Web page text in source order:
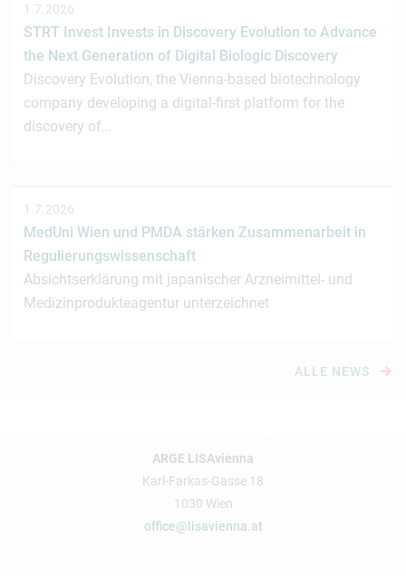
1.7.2026
STRT Invest Invests in Discovery Evolution to Advance
the Next Generation of Digital Biologic Discovery
Discovery Evolution, the Vienna-based biotechnology
company developing a digital-first platform for the
discovery of…
1.7.2026
MedUni Wien und PMDA stärken Zusammenarbeit in
Regulierungswissenschaft
Absichtserklärung mit japanischer Arzneimittel- und
Medizinprodukteagentur unterzeichnet
ALLE NEWS
ARGE LISAvienna
Karl-Farkas-Gasse 18
1030 Wien
office@lisavienna.at